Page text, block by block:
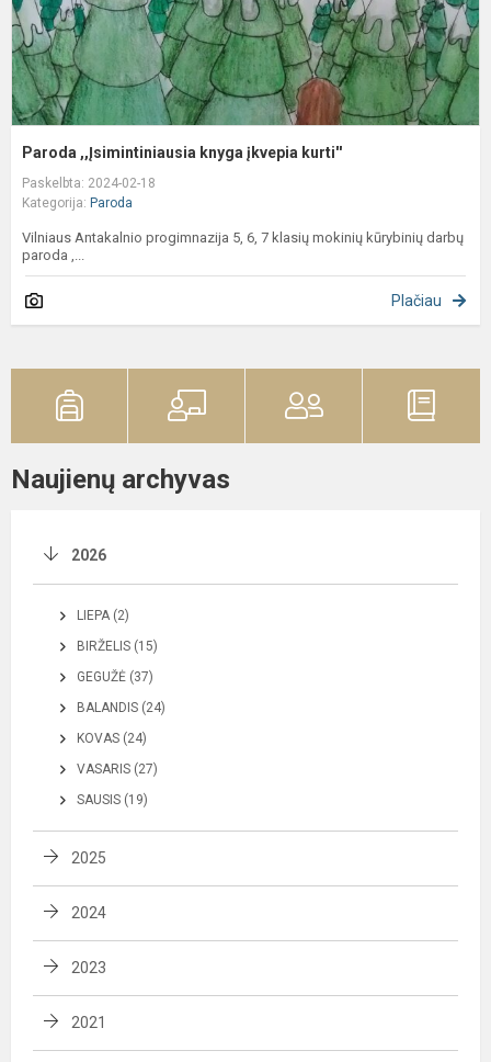
Paroda ,,Įsimintiniausia knyga įkvepia kurti''
Paskelbta: 2024-02-18
Kategorija: Paroda
Vilniaus Antakalnio progimnazija 5, 6, 7 klasių mokinių kūrybinių darbų
paroda ,...
Plačiau
Naujienų archyvas
2026
LIEPA (2)
BIRŽELIS (15)
GEGUŽĖ (37)
BALANDIS (24)
KOVAS (24)
VASARIS (27)
SAUSIS (19)
2025
2024
2023
2021